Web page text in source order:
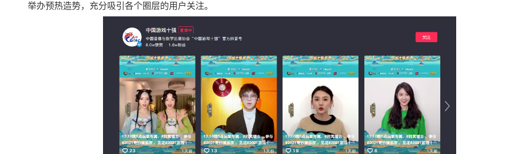
举办预热造势，充分吸引各个圈层的用户关注。